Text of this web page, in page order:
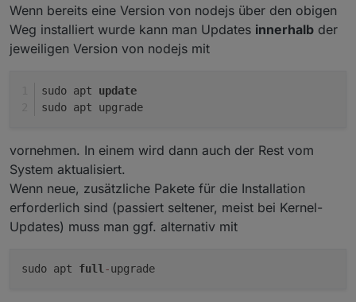
Wenn bereits eine Version von nodejs über den obigen
Weg installiert wurde kann man Updates innerhalb der
jeweiligen Version von nodejs mit
sudo apt update
sudo apt upgrade
vornehmen. In einem wird dann auch der Rest vom
System aktualisiert.
Wenn neue, zusätzliche Pakete für die Installation
erforderlich sind (passiert seltener, meist bei Kernel-
Updates) muss man ggf. alternativ mit
sudo apt full -upgrade